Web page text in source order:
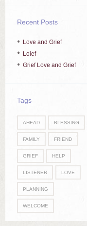
Recent Posts
Love and Grief
Loief
Grief Love and Grief
Tags
AHEAD BLESSING
FAMILY FRIEND
GRIEF HELP
LISTENER LOVE
PLANNING
WELCOME